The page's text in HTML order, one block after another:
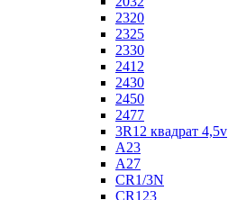
2320
2325
2330
2412
2430
2450
2477
3R12 квадрат 4,5v
A23
A27
CR1/3N
CR123